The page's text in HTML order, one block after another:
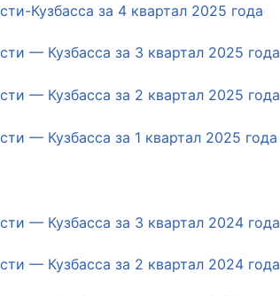
качества условий
Кузбасса за 4 квартал 2025 года
— Кузбасса за 3 квартал 2025 года
— Кузбасса за 2 квартал 2025 года
— Кузбасса за 1 квартал 2025 года
— Кузбасса за 3 квартал 2024 года
— Кузбасса за 2 квартал 2024 года